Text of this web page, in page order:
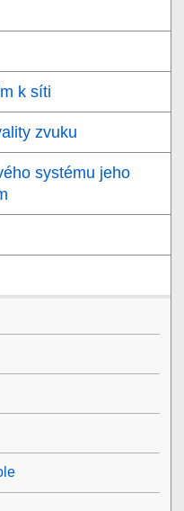
k síti
zvuku
systému jeho